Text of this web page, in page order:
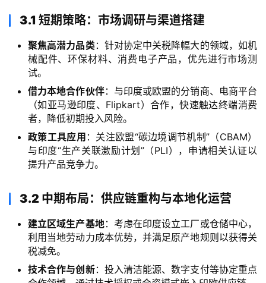
3.1 短期策略：市场调研与渠道搭建
聚焦高潜力品类：针对协定中关税降幅大的领域，如机
械配件、环保材料、消费电子产品，优先进行市场测
试。
借力本地合作伙伴：与印度或欧盟的分销商、电商平台
（如亚马逊印度、Flipkart）合作，快速触达终端消费
者，降低初期投入风险。
政策工具应用 ：关注欧盟“碳边境调节机制”（CBAM）
与印度“生产关联激励计划”（PLI），申请相关认证以
提升产品竞争力。
3.2 中期布局：供应链重构与本地化运营
建立区域生产基地：考虑在印度设立工厂或仓储中心，
利用当地劳动力成本优势，并满足原产地规则以获得关
税减免。
技术合作与创新：投入清洁能源、数字支付等协定重点